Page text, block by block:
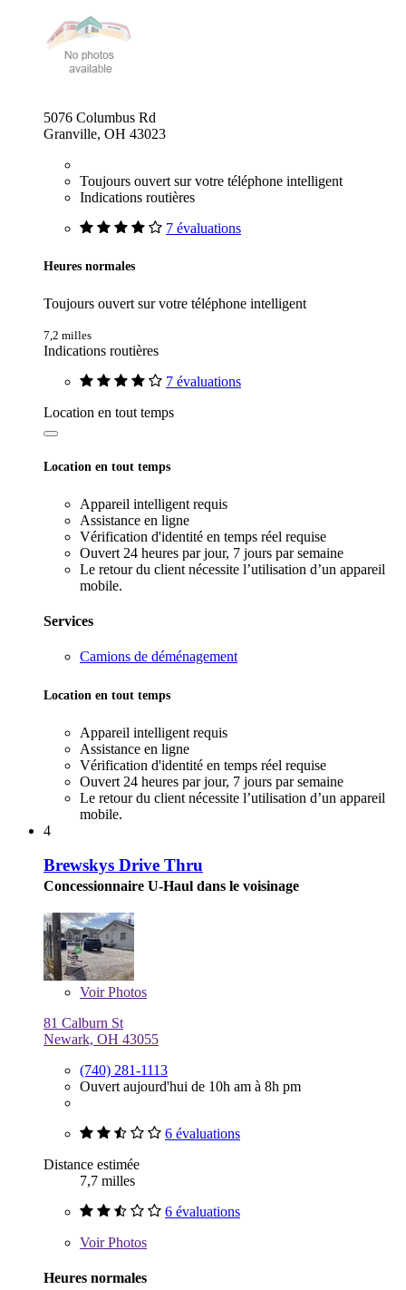
5076 Columbus Rd
Granville, OH 43023
Toujours ouvert sur votre téléphone intelligent
Indications routières
7 évaluations
Heures normales
Toujours ouvert sur votre téléphone intelligent
7,2 milles
Indications routières
7 évaluations
Location en tout temps
Location en tout temps
Appareil intelligent requis
Assistance en ligne
Vérification d'identité en temps réel requise
Ouvert 24 heures par jour, 7 jours par semaine
Le retour du client nécessite l’utilisation d’un appareil
mobile.
Services
Camions de déménagement
Location en tout temps
Appareil intelligent requis
Assistance en ligne
Vérification d'identité en temps réel requise
Ouvert 24 heures par jour, 7 jours par semaine
Le retour du client nécessite l’utilisation d’un appareil
mobile.
4
Brewskys Drive Thru
Concessionnaire U-Haul dans le voisinage
VoirPhotos
81 Calburn St
Newark, OH 43055
(740) 281-1113
Ouvert aujourd'hui de 10h am à 8h pm
6 évaluations
Distance estimée
7,7 milles
6 évaluations
VoirPhotos
Heures normales